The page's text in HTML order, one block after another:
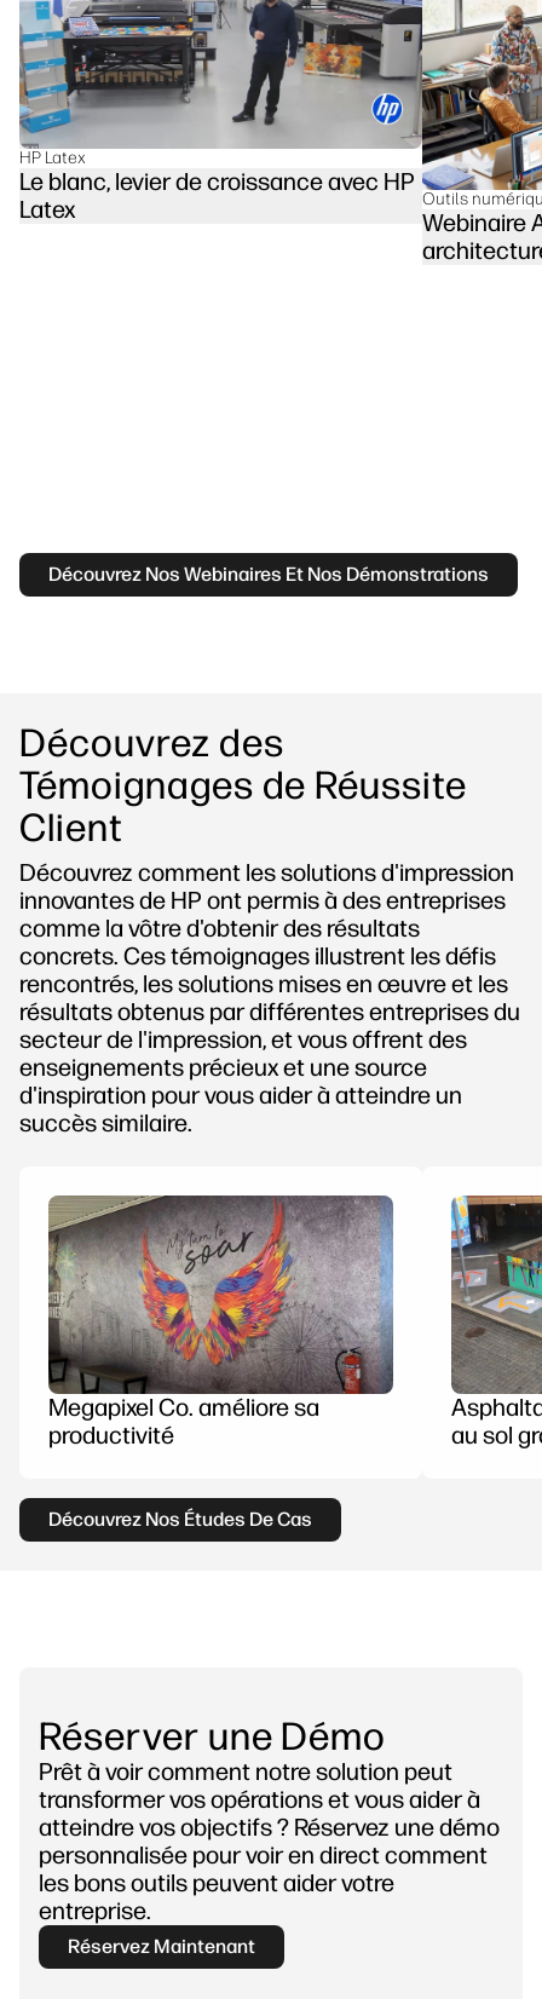
HP Latex
Le blanc, levier de croissance avec HP
Latex
Outils
Webinaire
Découvrez Nos Webinaires Et Nos Démonstrations
Découvrez des
Témoignages de Réussite
Client
Découvrez comment les solutions d'impression
innovantes de HP ont permis à des entreprises
comme la vôtre d'obtenir des résultats
concrets. Ces témoignages illustrent les défis
rencontrés, les solutions mises en œuvre et les
résultats obtenus par différentes entreprises du
secteur de l'impression, et vous offrent des
enseignements précieux et une source
d'inspiration pour vous aider à atteindre un
succès similaire.
Megapixel Co. améliore sa
productivité
au sol
Découvrez Nos Études De Cas
Réserver une Démo
Prêt à voir comment notre solution peut
transformer vos opérations et vous aider à
atteindre vos objectifs ? Réservez une démo
personnalisée pour voir en direct comment
les bons outils peuvent aider votre
entreprise.
Réservez Maintenant